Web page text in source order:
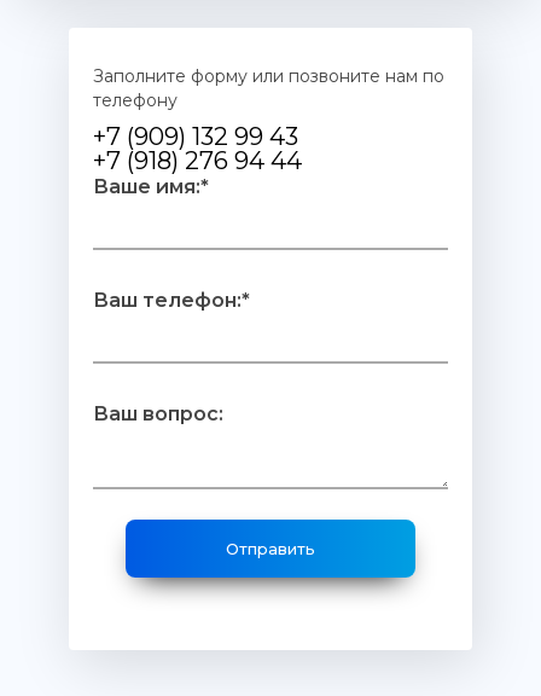
Заполните форму или позвоните нам по
телефону
+7 (909) 132 99 43
+7 (918) 276 94 44
Ваше имя:*
Ваш телефон:*
Ваш вопрос: